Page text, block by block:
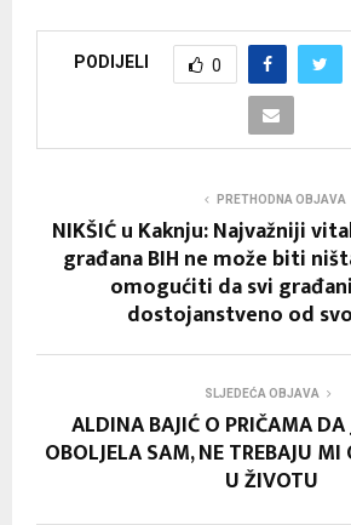
PODIJELI 0
PRETHODNA OBJAVA
NIKŠIĆ u Kaknju: Najvažniji
građana BIH ne može biti
omogućiti da svi
dostojanstveno od
SLJEDEĆA OBJAVA
ALDINA BAJIĆ O PRIČAMA DA
OBOLJELA SAM, NE TREBAJU
U ŽIVOTU